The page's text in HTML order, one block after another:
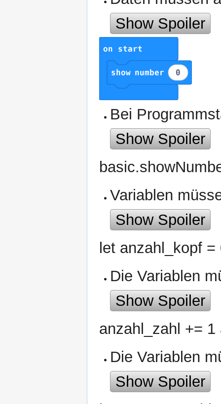
Show Spoiler
Bei
Show Spoiler
Variablen
Show Spoiler
let anzahl_kopf
Die Variablen
Show Spoiler
anzahl_zahl +=
Die Variablen
Show Spoiler